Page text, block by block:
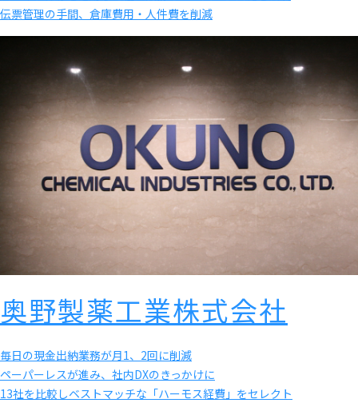
伝票管理の手間、倉庫費用・人件費を削減
奥野製薬工業株式会社
毎日の現金出納業務が月1、2回に削減
ペーパーレスが進み、社内DXのきっかけに
13社を比較しベストマッチな「ハーモス経費」をセレクト